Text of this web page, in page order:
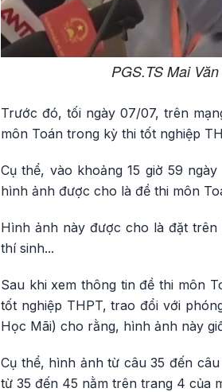
PGS.TS Mai
Trước đó, tối ngày 07/07, trên
môn Toán trong kỳ thi tốt nghiệp
Cụ thể, vào khoảng 15 giờ 59
hình ảnh được cho là đề thi môn
Hình ảnh này được cho là đặt
thí sinh...
Sau khi xem thông tin đề thi môn
tốt nghiệp THPT, trao đổi với
Học Mãi) cho rằng, hình ảnh này
Cụ thể, hình ảnh từ câu 35 đến
từ 35 đến 45 nằm trên trang 4 của